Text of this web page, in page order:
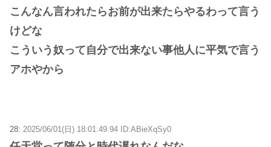
こんなん言われたらお前が出来たらやるわって言う
けどな
こういう奴って自分で出来ない事他人に平気で言う
アホやから
28: 2025/06/01(日) 18:01:49.94 ID:ABieXqSy0